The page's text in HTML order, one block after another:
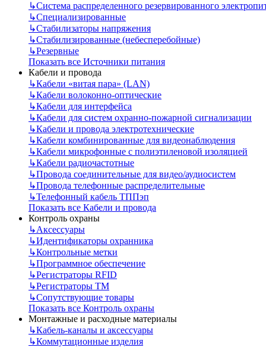
↳Система распределенного резервированного
↳Специализированные
↳Стабилизаторы напряжения
↳Стабилизированные (небесперебойные)
↳Резервные
Показать все Источники питания
Кабели и провода
↳Кабели «витая пара» (LAN)
↳Кабели волоконно-оптические
↳Кабели для интерфейса
↳Кабели для систем охранно-пожарной сигнализации
↳Кабели и провода электротехнические
↳Кабели комбинированные для видеонаблюдения
↳Кабели микрофонные с полиэтиленовой изоляцией
↳Кабели радиочастотные
↳Провода соединительные для видео/аудиосистем
↳Провода телефонные распределительные
↳Телефонный кабель ТППэп
Показать все Кабели и провода
Контроль охраны
↳Аксессуары
↳Идентификаторы охранника
↳Контрольные метки
↳Программное обеспечение
↳Регистраторы RFID
↳Регистраторы ТМ
↳Сопутствующие товары
Показать все Контроль охраны
Монтажные и расходные материалы
↳Кабель-каналы и аксессуары
↳Коммутационные изделия